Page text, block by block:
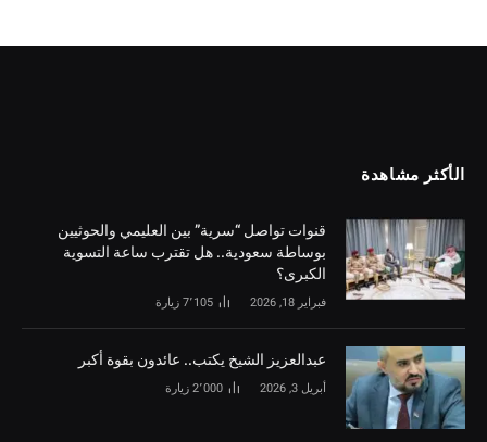
الأكثر مشاهدة
قنوات تواصل “سرية” بين العليمي والحوثيين
بوساطة سعودية.. هل تقترب ساعة التسوية
الكبرى؟
فبراير 18, 2026 7٬105 زيارة
‏عبدالعزيز الشيخ يكتب.. عائدون بقوة أكبر
أبريل 3, 2026 2٬000 زيارة